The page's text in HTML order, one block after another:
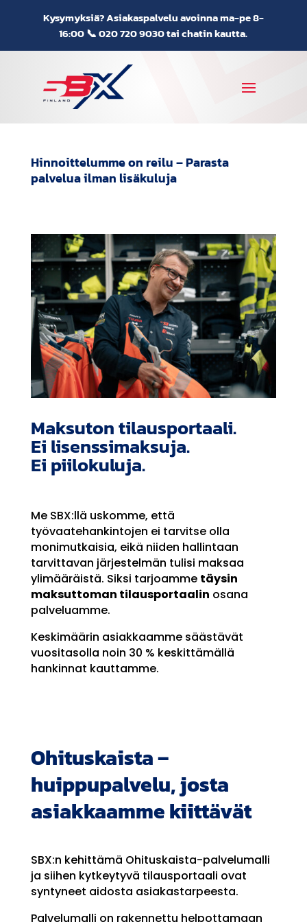
Kysymyksiä? Asiakaspalvelu avoinna ma-pe 8-
16:00 📞020 720 9030tai chatin kautta.
Hinnoittelumme on reilu – Parasta
palvelua ilman lisäkuluja
Maksuton tilausportaali.
Ei lisenssimaksuja.
Ei piilokuluja.
Me SBX:llä uskomme, että
työvaatehankintojen ei tarvitse olla
monimutkaisia, eikä niiden hallintaan
tarvittavan järjestelmän tulisi maksaa
ylimääräistä. Siksi tarjoamme täysin
maksuttoman tilausportaalin osana
palveluamme.
Keskimäärin asiakkaamme säästävät
vuositasolla noin 30 % keskittämällä
hankinnat kauttamme.
Ohituskaista –
huippupalvelu, josta
asiakkaamme kiittävät
SBX:n kehittämä Ohituskaista-palvelumalli
ja siihen kytkeytyvä tilausportaali ovat
syntyneet aidosta asiakastarpeesta.
Palvelumalli on rakennettu helpottamaan